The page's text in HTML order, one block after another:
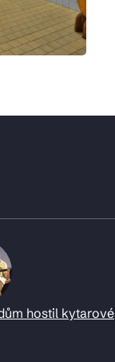
hostil kytarové